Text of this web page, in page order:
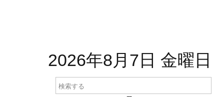
2026年8月7日 金曜日